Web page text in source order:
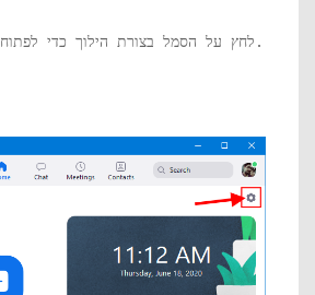
2. לחץ על הסמל בצורת הילוך כדי לפתוח הגדרות.